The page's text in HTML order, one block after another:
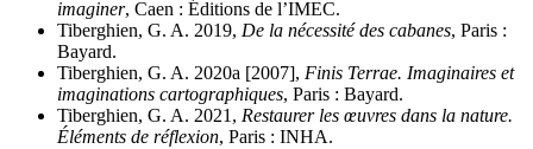
imaginer, Caen : Éditions de l’IMEC.
Tiberghien, G. A. 2019, De la nécessité des cabanes, Paris :
Bayard.
Tiberghien, G. A. 2020a [2007], Finis Terrae. Imaginaires et
imaginations cartographiques, Paris : Bayard.
Tiberghien, G. A. 2021, Restaurer les œuvres dans la nature.
Éléments de réflexion, Paris : INHA.